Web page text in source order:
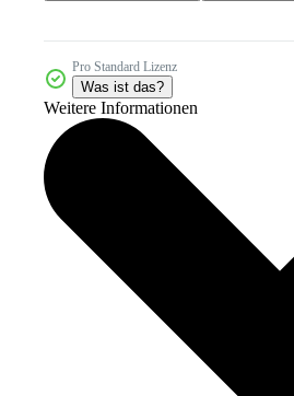
Pro Standard Lizenz
Was ist das?
Weitere Informationen